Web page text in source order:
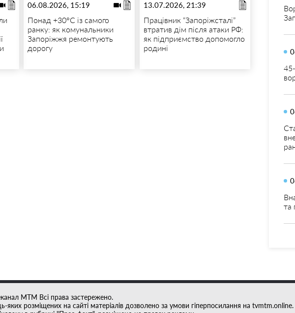
06.08.2026, 15:19
Понад +30°C із самого
ранку: як комунальники
Запоріжжя ремонтують
дорогу
13.07.2026, 21:39
Працівник “Запоріжсталі”
втратив дім після атаки РФ:
як підприємство допомогло
родині
та
MTM Всі права застережено.
яких розміщених на сайті матеріалів дозволено за умови гіперпосилання на tvmtm.online.